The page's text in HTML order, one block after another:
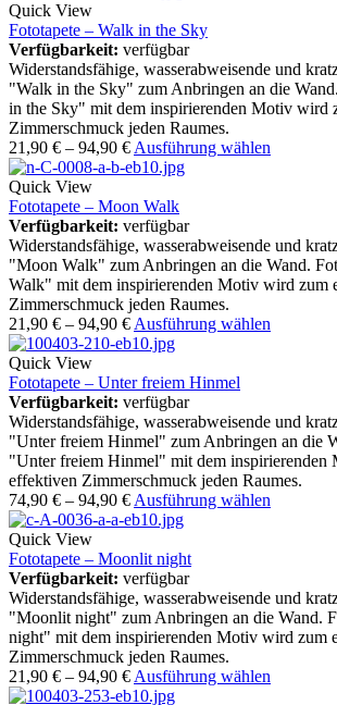
Quick View
Fototapete – Walk in the Sky
Verfügbarkeit: verfügbar
Widerstandsfähige, wasserabweisende und
"Walk in the Sky" zum Anbringen an die
in the Sky" mit dem inspirierenden Motiv wird
Zimmerschmuck jeden Raumes.
21,90 € – 94,90 € Ausführung wählen
Quick View
Fototapete – Moon Walk
Verfügbarkeit: verfügbar
Widerstandsfähige, wasserabweisende und
"Moon Walk" zum Anbringen an die Wand.
Walk" mit dem inspirierenden Motiv wird zum
Zimmerschmuck jeden Raumes.
21,90 € – 94,90 € Ausführung wählen
Quick View
Fototapete – Unter freiem Hinmel
Verfügbarkeit: verfügbar
Widerstandsfähige, wasserabweisende und
"Unter freiem Hinmel" zum Anbringen an die
"Unter freiem Hinmel" mit dem inspirierenden
effektiven Zimmerschmuck jeden Raumes.
74,90 € – 94,90 € Ausführung wählen
Quick View
Fototapete – Moonlit night
Verfügbarkeit: verfügbar
Widerstandsfähige, wasserabweisende und
"Moonlit night" zum Anbringen an die Wand.
night" mit dem inspirierenden Motiv wird zum
Zimmerschmuck jeden Raumes.
21,90 € – 94,90 € Ausführung wählen